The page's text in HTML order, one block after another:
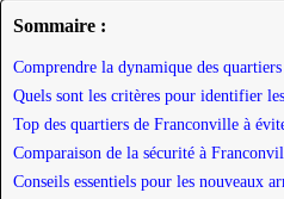
Sommaire :
Comprendre la dynamique des
Quels sont les critères pour identifier
Top des quartiers de Franconville à
Comparaison de la sécurité à
Conseils essentiels pour les nouveaux